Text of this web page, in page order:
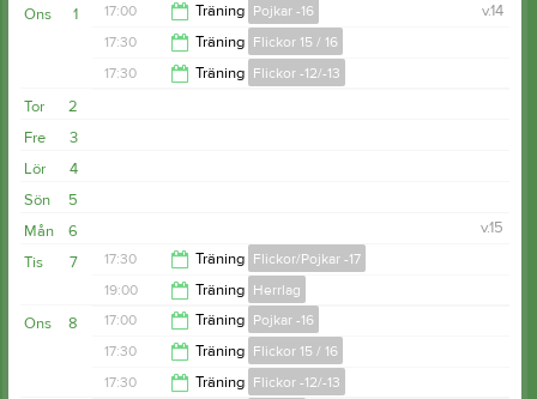
1
Ons v.14
17:00 Träning Pojkar -16
18:00
17:30 Träning Flickor 15 / 16
17:30 Träning Flickor -12/-13
2
Tor
3
Fre
4
Lör
5
Sön
6
Mån
v.15
7
Tis 17:30 Träning Flickor/Pojkar -17
18:30
19:00 Träning Herrlag
20:30
8
Ons 17:00 Träning Pojkar -16
18:00
17:30 Träning Flickor 15 / 16
17:30 Träning Flickor -12/-13